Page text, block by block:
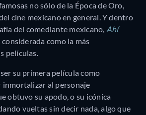
no sólo de la Época de Oro,
cine mexicano en general. Y dentro
del comediante mexicano, Ahí
como la más
películas.
su primera película como
al personaje
obtuvo su apodo, o su icónica
vueltas sin decir nada, algo que